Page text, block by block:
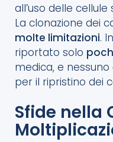
all’uso delle
La clonazione dei
molte limitazioni.
riportato solo
medica, e
per il ripristino dei
Sfide nella